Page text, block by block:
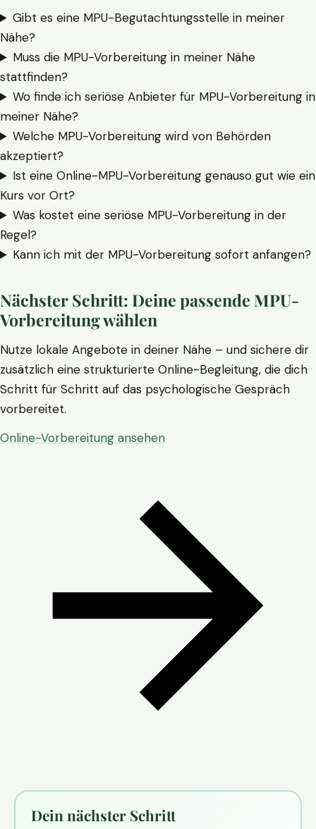
Gibt es eine MPU-Begutachtungsstelle in meiner
Nähe?
Muss die MPU-Vorbereitung in meiner Nähe
stattfinden?
Wo finde ich seriöse Anbieter für MPU-Vorbereitung in
meiner Nähe?
Welche MPU-Vorbereitung wird von Behörden
akzeptiert?
Ist eine Online-MPU-Vorbereitung genauso gut wie ein
Kurs vor Ort?
Was kostet eine seriöse MPU-Vorbereitung in der
Regel?
Kann ich mit der MPU-Vorbereitung sofort anfangen?
Nächster Schritt: Deine passende MPU-
Vorbereitung wählen
Nutze lokale Angebote in deiner Nähe – und sichere dir
zusätzlich eine strukturierte Online-Begleitung, die dich
Schritt für Schritt auf das psychologische Gespräch
vorbereitet.
Online-Vorbereitung ansehen
Dein nächster Schritt